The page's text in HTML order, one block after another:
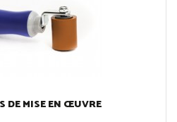
DE MISE EN ŒUVRE